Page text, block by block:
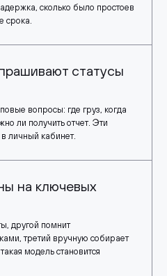
сколько было простоев
срока.
статусы
вопросы: где груз, когда
ли получить отчет. Эти
личный кабинет.
на ключевых
другой помнит
третий вручную собирает
модель становится